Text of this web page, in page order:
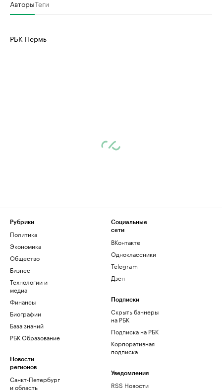
АвторыТеги
РБК Пермь
Рубрики
Политика
Экономика
Общество
Бизнес
Технологии и
медиа
Финансы
Биографии
База знаний
РБК Образование
Новости
регионов
Санкт-Петербург
и область
Социальные
сети
ВКонтакте
Одноклассники
Telegram
Дзен
Подписки
Скрыть баннеры
на РБК
Подписка на РБК
Корпоративная
подписка
Уведомления
RSS Новости